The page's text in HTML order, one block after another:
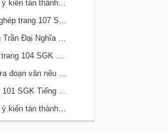
Bài 21 Viết đoạn văn nêu ý kiến tán thành một sự việc, hiện tượng (Bài viết số 2) trang 108 SGK Tiếng Việt 5 Kết nối tri thức tập 2
Bài 21 Luyện tập về câu ghép trang 107 SGK Tiếng Việt 5 Kết nối tri thức tập 2
Bài 21 Anh hùng lao động Trần Đại Nghĩa trang 106 SGK Tiếng Việt 5 Kết nối tri thức tập 2
Bài 20 Đền ơn đáp nghĩa trang 104 SGK Tiếng Việt 5 Kết nối tri thức tập 2
Bài 20 Đánh giá, chỉnh sửa đoạn văn nêu ý kiến tán thành một sự vật, hiện tượng trang 103 SGK Tiếng Việt 5 Kết nối tri thức tập 2
Bài 20 Cụ Đồ Chiểu trang 101 SGK Tiếng Việt 5 Kết nối tri thức tập 2
Bài 19 Viết đoạn văn nêu ý kiến tán thành một sự việc, hiện tượng (Bài viết số 1) trang 100 SGK Tiếng Việt 5 Kết nối tri thức tập 2